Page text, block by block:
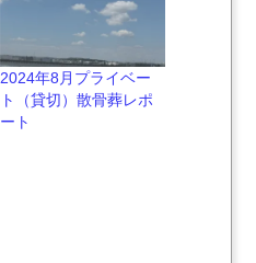
2024年8月プライベー
ト（貸切）散骨葬レポ
ート